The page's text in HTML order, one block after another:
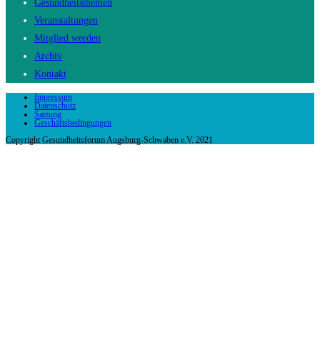
Gesundheitsthemen
Veranstaltungen
Mitglied werden
Archiv
Kontakt
Impressum
Datenschutz
Satzung
Geschäftsbedingungen
Copyright Gesundheitsforum Augsburg-Schwaben e.V. 2021